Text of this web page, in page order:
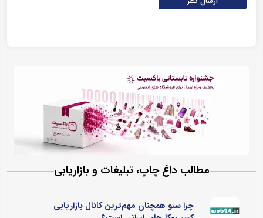
مطالب داغ چاپ، تبلیغات و بازاریابی
چرا سئو همچنان مهم‌ترین کانال بازاریابی